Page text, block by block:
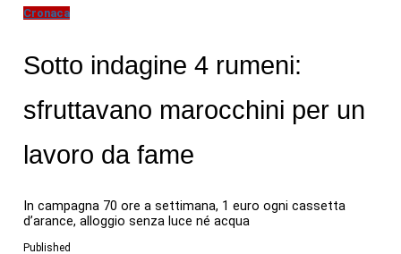
Cronaca
Sotto indagine 4 rumeni:
sfruttavano marocchini per un
lavoro da fame
In campagna 70 ore a settimana, 1 euro ogni cassetta
d’arance, alloggio senza luce né acqua
Published